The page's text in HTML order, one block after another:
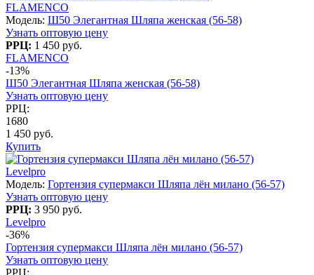
FLAMENCO
Модель: Ш50 Элегантная Шляпа женская (56-58)
Узнать оптовую цену
РРЦ: 1 450 руб.
FLAMENCO
-13%
Ш50 Элегантная Шляпа женская (56-58)
Узнать оптовую цену
РРЦ:
1680
1 450 руб.
Купить
Levelpro
Модель: Гортензия супермакси Шляпа лён милано (56-57)
Узнать оптовую цену
РРЦ: 3 950 руб.
Levelpro
-36%
Гортензия супермакси Шляпа лён милано (56-57)
Узнать оптовую цену
РРЦ: